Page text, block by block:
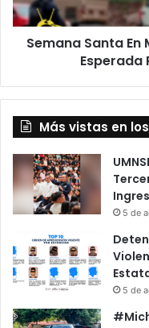
Esperada
Para
Transportistas
Semana Santa
Más vistas en
5 de
5 de